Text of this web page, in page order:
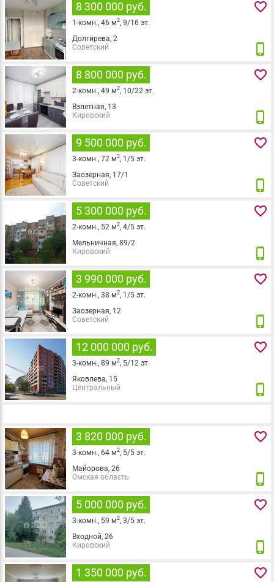
8 300 000 руб.
1-комн., 46 м2, 9/16 эт.
Долгирева, 2
Советский
favorite_border
phone_iphone
8 800 000 руб.
2-комн., 49 м2, 10/22 эт.
Взлетная, 13
Кировский
favorite_border
phone_iphone
9 500 000 руб.
3-комн., 72 м2, 1 /5 эт.
Заозерная, 17/1
Советский
favorite_border
phone_iphone
5 300 000 руб.
2-комн., 52 м2, 4/5 эт.
Мельничная, 89/2
Кировский
favorite_border
phone_iphone
3 990 000 руб.
2-комн., 38 м2, 1 /5 эт.
Заозерная, 12
Советский
favorite_border
phone_iphone
12 000 000 руб.
3-комн., 89 м2, 5/12 эт.
Яковлева, 15
Центральный
favorite_border
phone_iphone
3 820 000 руб.
3-комн., 64 м2, 5/5 эт.
Майорова, 26
Омская область
favorite_border
phone_iphone
5 000 000 руб.
3-комн., 59 м2, 3/5 эт.
Входной, 26
Кировский
favorite_border
phone_iphone
1 350 000 руб. favorite_border